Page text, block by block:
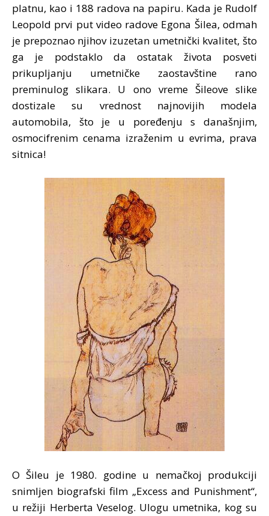
platnu, kao i 188 radova na papiru. Kada je Rudolf
Leopold prvi put video radove Egona Šilea, odmah
je prepoznao njihov izuzetan umetnički kvalitet, što
ga je podstaklo da ostatak života posveti
prikupljanju umetničke zaostavštine rano
preminulog slikara. U ono vreme Šileove slike
dostizale su vrednost najnovijih modela
automobila, što je u poređenju s današnjim,
osmocifrenim cenama izraženim u evrima, prava
sitnica!
O Šileu je 1980. godine u nemačkoj produkciji
snimljen biografski film „Excess and Punishment“,
u režiji Herberta Veselog. Ulogu umetnika, kog su